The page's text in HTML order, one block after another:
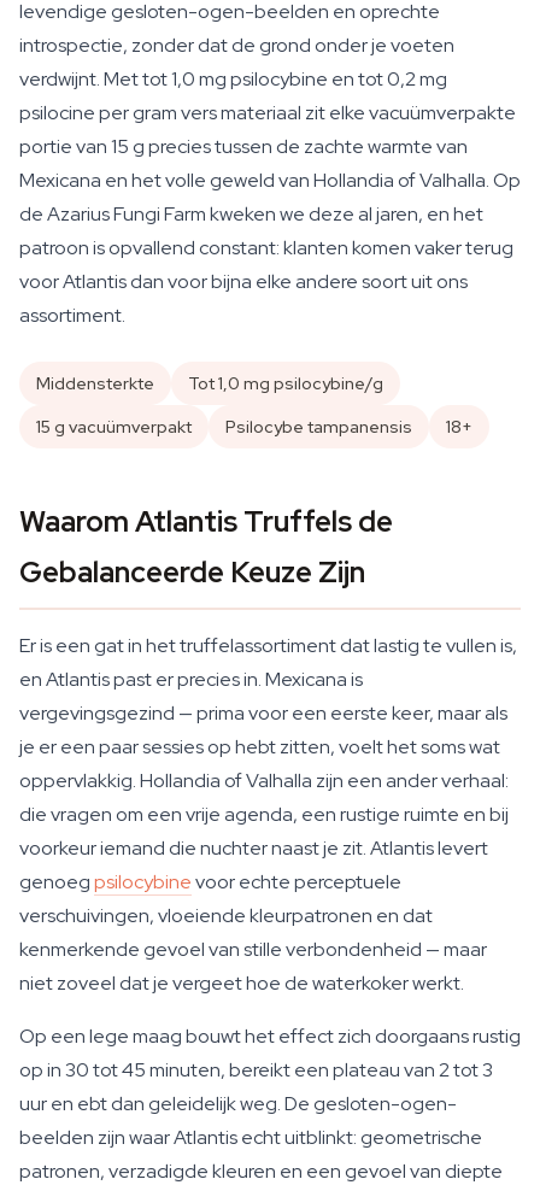
levendige gesloten-ogen-beelden en oprechte
introspectie, zonder dat de grond onder je voeten
verdwijnt. Met tot 1,0 mg psilocybine en tot 0,2 mg
psilocine per gram vers materiaal zit elke vacuümverpakte
portie van 15 g precies tussen de zachte warmte van
Mexicana en het volle geweld van Hollandia of Valhalla. Op
de Azarius Fungi Farm kweken we deze al jaren, en het
patroon is opvallend constant: klanten komen vaker terug
voor Atlantis dan voor bijna elke andere soort uit ons
assortiment.
Middensterkte
Tot 1,0 mg psilocybine/g
15 g vacuümverpakt
Psilocybe tampanensis 18+
Waarom Atlantis Truffels de
Gebalanceerde Keuze Zijn
Er is een gat in het truffelassortiment dat lastig te vullen is,
en Atlantis past er precies in. Mexicana is
vergevingsgezind — prima voor een eerste keer, maar als
je er een paar sessies op hebt zitten, voelt het soms wat
oppervlakkig. Hollandia of Valhalla zijn een ander verhaal:
die vragen om een vrije agenda, een rustige ruimte en bij
voorkeur iemand die nuchter naast je zit. Atlantis levert
genoegpsilocybinevoor echte perceptuele
verschuivingen, vloeiende kleurpatronen en dat
kenmerkende gevoel van stille verbondenheid — maar
niet zoveel dat je vergeet hoe de waterkoker werkt.
Op een lege maag bouwt het effect zich doorgaans rustig
op in 30 tot 45 minuten, bereikt een plateau van 2 tot 3
uur en ebt dan geleidelijk weg. De gesloten-ogen-
beelden zijn waar Atlantis echt uitblinkt: geometrische
patronen, verzadigde kleuren en een gevoel van diepte